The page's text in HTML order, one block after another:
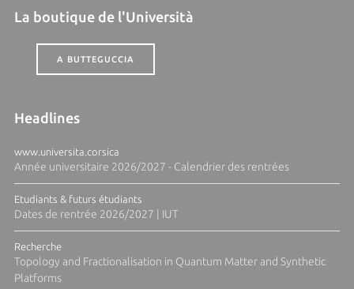
La boutique de l'Università
A BUTTEGUCCIA
Headlines
www.universita.corsica
Année universitaire 2026/2027 - Calendrier des rentrées
Etudiants & futurs étudiants
Dates de rentrée 2026/2027 | IUT
Recherche
Topology and Fractionalisation in Quantum Matter and Synthetic
Platforms